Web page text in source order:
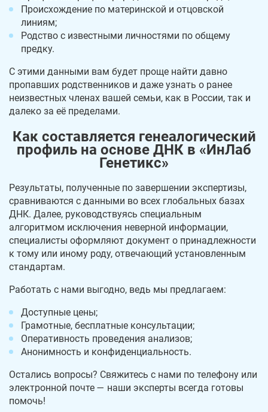
Происхождение по материнской и отцовской
линиям;
Родство с известными личностями по общему
предку.
С этими данными вам будет проще найти давно
пропавших родственников и даже узнать о ранее
неизвестных членах вашей семьи, как в России, так и
далеко за её пределами.
Как составляется генеалогический
профиль на основе ДНК в «ИнЛаб
Генетикс»
Результаты, полученные по завершении экспертизы,
сравниваются с данными во всех глобальных базах
ДНК. Далее, руководствуясь специальным
алгоритмом исключения неверной информации,
специалисты оформляют документ о принадлежности
к тому или иному роду, отвечающий установленным
стандартам.
Работать с нами выгодно, ведь мы предлагаем:
Доступные цены;
Грамотные, бесплатные консультации;
Оперативность проведения анализов;
Анонимность и конфиденциальность.
Остались вопросы? Свяжитесь с нами по телефону или
электронной почте — наши эксперты всегда готовы
помочь!